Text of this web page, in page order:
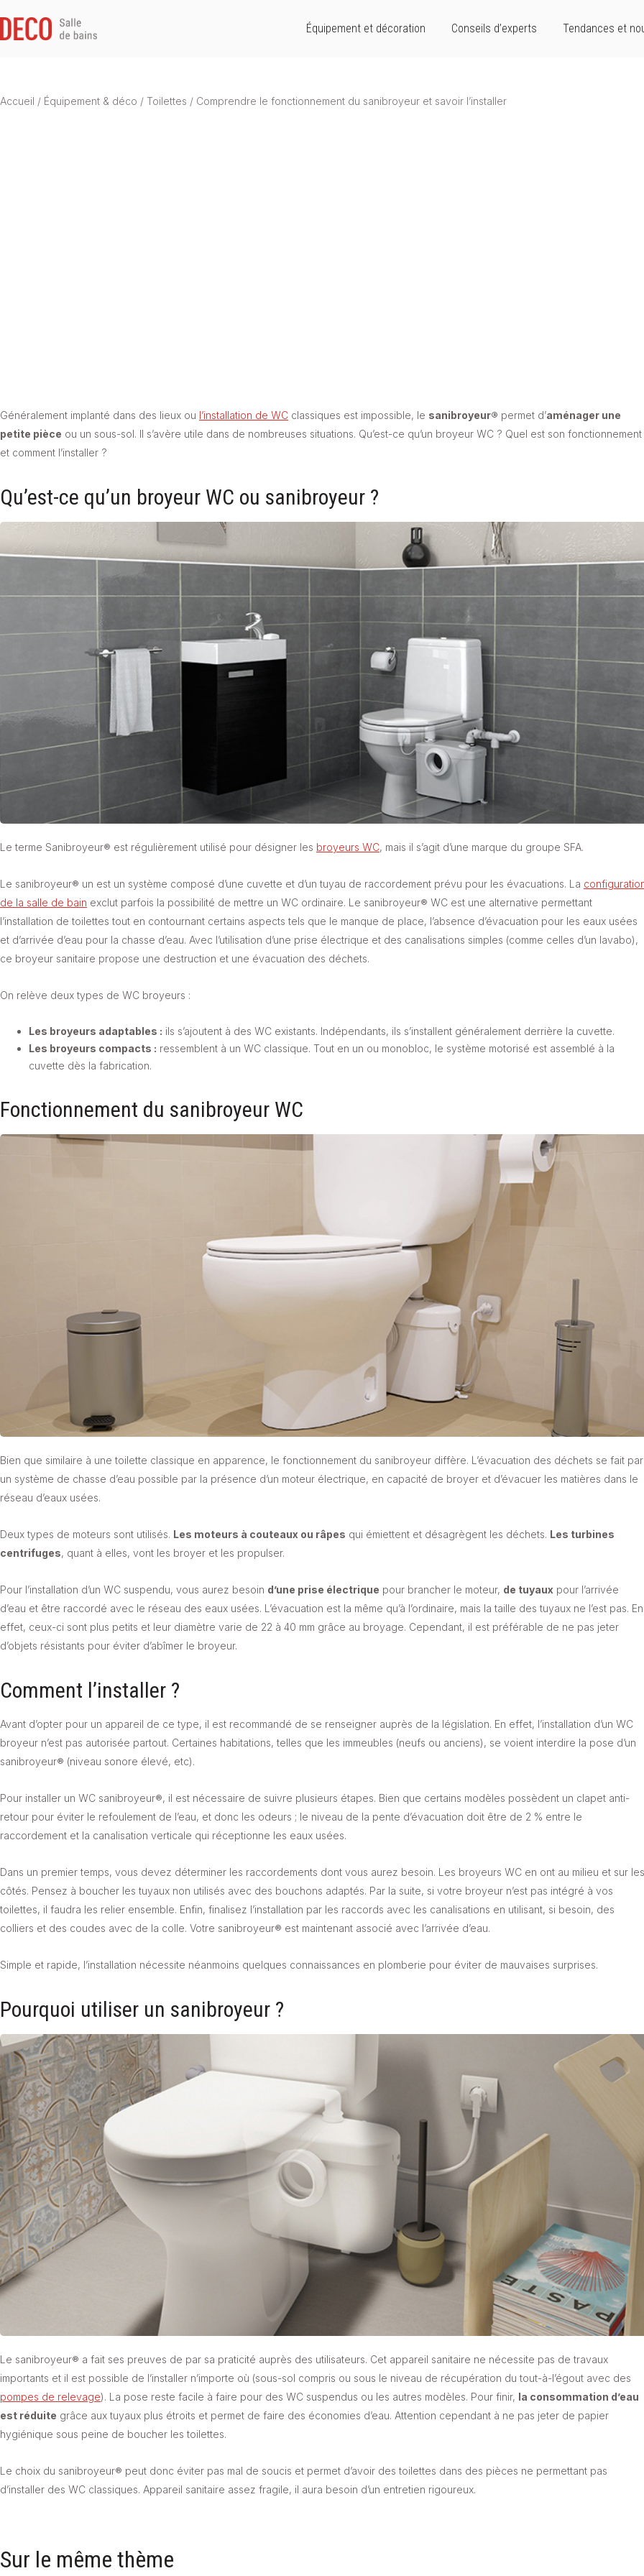
Équipement et décoration Conseils d’experts Tendances et
Accueil / Équipement & déco / Toilettes / Comprendre le fonctionnement du sanibroyeur et savoir l’installer
Généralement implanté dans des lieux ou l’installation de WC classiques est impossible, le sanibroyeur® permet d’aménager une
petite pièce ou un sous-sol. Il s’avère utile dans de nombreuses situations. Qu’est-ce qu’un broyeur WC ? Quel est son fonctionnement
et comment l’installer ?
Qu’est-ce qu’un broyeur WC ou sanibroyeur ?
Le terme Sanibroyeur® est régulièrement utilisé pour désigner les broyeurs WC, mais il s’agit d’une marque du groupe SFA.
Le sanibroyeur® un est un système composé d’une cuvette et d’un tuyau de raccordement prévu pour les évacuations. La
de la salle de bain exclut parfois la possibilité de mettre un WC ordinaire. Le sanibroyeur® WC est une alternative permettant
l’installation de toilettes tout en contournant certains aspects tels que le manque de place, l’absence d’évacuation pour les eaux usées
et d’arrivée d’eau pour la chasse d’eau. Avec l’utilisation d’une prise électrique et des canalisations simples (comme celles d’un lavabo),
ce broyeur sanitaire propose une destruction et une évacuation des déchets.
On relève deux types de WC broyeurs :
Les broyeurs adaptables : ils s’ajoutent à des WC existants. Indépendants, ils s’installent généralement derrière la cuvette.
Les broyeurs compacts : ressemblent à un WC classique. Tout en un ou monobloc, le système motorisé est assemblé à la
cuvette dès la fabrication.
Fonctionnement du sanibroyeur WC
Bien que similaire à une toilette classique en apparence, le fonctionnement du sanibroyeur diffère. L’évacuation des déchets se fait par
un système de chasse d’eau possible par la présence d’un moteur électrique, en capacité de broyer et d’évacuer les matières dans le
réseau d’eaux usées.
Deux types de moteurs sont utilisés. Les moteurs à couteaux ou râpes qui émiettent et désagrègent les déchets. Les turbines
centrifuges, quant à elles, vont les broyer et les propulser.
Pour l’installation d’un WC suspendu, vous aurez besoin d’une prise électrique pour brancher le moteur, de tuyaux pour l’arrivée
d’eau et être raccordé avec le réseau des eaux usées. L’évacuation est la même qu’à l’ordinaire, mais la taille des tuyaux ne l’est pas. En
effet, ceux-ci sont plus petits et leur diamètre varie de 22 à 40 mm grâce au broyage. Cependant, il est préférable de ne pas jeter
d’objets résistants pour éviter d’abîmer le broyeur.
Comment l’installer ?
Avant d’opter pour un appareil de ce type, il est recommandé de se renseigner auprès de la législation. En effet, l’installation d’un WC
broyeur n’est pas autorisée partout. Certaines habitations, telles que les immeubles (neufs ou anciens), se voient interdire la pose d’un
sanibroyeur® (niveau sonore élevé, etc).
Pour installer un WC sanibroyeur®, il est nécessaire de suivre plusieurs étapes. Bien que certains modèles possèdent un clapet anti-
retour pour éviter le refoulement de l’eau, et donc les odeurs ; le niveau de la pente d’évacuation doit être de 2 % entre le
raccordement et la canalisation verticale qui réceptionne les eaux usées.
Dans un premier temps, vous devez déterminer les raccordements dont vous aurez besoin. Les broyeurs WC en ont au milieu et sur les
côtés. Pensez à boucher les tuyaux non utilisés avec des bouchons adaptés. Par la suite, si votre broyeur n’est pas intégré à vos
toilettes, il faudra les relier ensemble. Enfin, finalisez l’installation par les raccords avec les canalisations en utilisant, si besoin, des
colliers et des coudes avec de la colle. Votre sanibroyeur® est maintenant associé avec l’arrivée d’eau.
Simple et rapide, l’installation nécessite néanmoins quelques connaissances en plomberie pour éviter de mauvaises surprises.
Pourquoi utiliser un sanibroyeur ?
Le sanibroyeur® a fait ses preuves de par sa praticité auprès des utilisateurs. Cet appareil sanitaire ne nécessite pas de travaux
importants et il est possible de l’installer n’importe où (sous-sol compris ou sous le niveau de récupération du tout-à-l’égout avec des
pompes de relevage). La pose reste facile à faire pour des WC suspendus ou les autres modèles. Pour finir, la consommation d’eau
est réduite grâce aux tuyaux plus étroits et permet de faire des économies d’eau. Attention cependant à ne pas jeter de papier
hygiénique sous peine de boucher les toilettes.
Le choix du sanibroyeur® peut donc éviter pas mal de soucis et permet d’avoir des toilettes dans des pièces ne permettant pas
d’installer des WC classiques. Appareil sanitaire assez fragile, il aura besoin d’un entretien rigoureux.
Sur le même thème